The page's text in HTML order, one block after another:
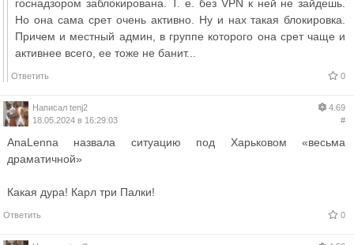
госнадзором заблокирована. Т. е. без VPN к ней не зайдешь.
Но она сама срет очень активно. Ну и нах такая блокировка.
Причем и местный админ, в группе которого она срет чаще и
активнее всего, ее тоже не банит...
Ответить 0
Написал tenj2
18.05.2024 в 16:29:03
4.69
#
AnaLenna назвала ситуацию под Харьковом «весьма
драматичной»
Какая дура! Карл три Палки!
Ответить 0